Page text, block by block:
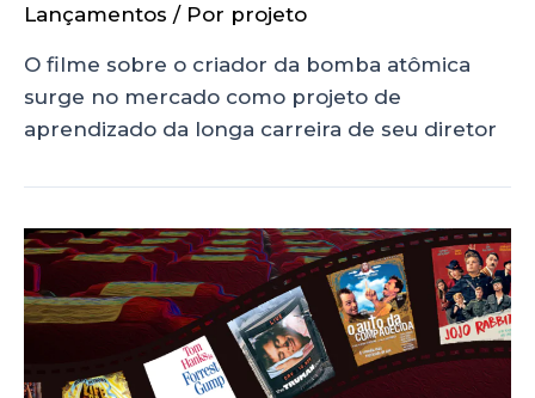
Lançamentos / Por projeto
O filme sobre o criador da bomba atômica
surge no mercado como projeto de
aprendizado da longa carreira de seu diretor